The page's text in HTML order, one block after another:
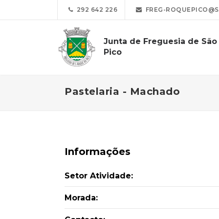
292 642 226 FREG-
Junta de Freguesia de
Pico
Pastelaria - Machado
Informações
Setor Atividade:
Morada: